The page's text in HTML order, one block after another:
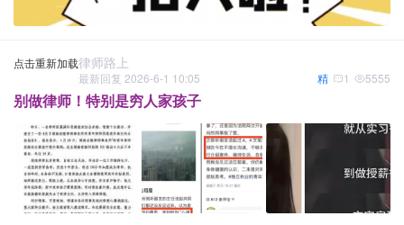
点击重新加载律师路上
最新回复 2026-6-1 10:05 5555
1
精
别做律师！特别是穷人家孩子